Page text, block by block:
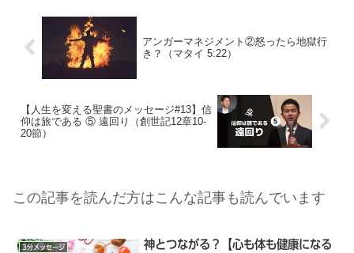
アンガーマネジメント②怒ったら地獄行
き？（マタイ 5:22）
【人生を変える聖書のメッセージ#13】信
仰は旅である ⑤ 遠回り（創世記12章10-
20節）
この記事を読んだ方はこんな記事も読んでいます
3分メッセージ
神とつながる？【心も体も健康になる